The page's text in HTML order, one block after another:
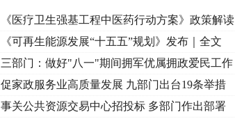
《医疗卫生强基工程中医药行动方案》政策解读
《可再生能源发展“十五五”规划》发布｜全文
三部门：做好"八一"期间拥军优属拥政爱民工作
促家政服务业高质量发展 九部门出台19条举措
事关公共资源交易中心招投标 多部门作出部署